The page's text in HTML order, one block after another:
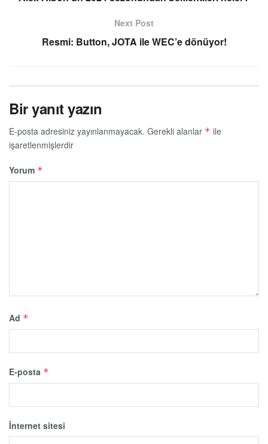
Next Post
Resmi: Button, JOTA ile WEC’e dönüyor!
Bir yanıt yazın
E-posta adresiniz yayınlanmayacak. Gerekli alanlar * ile
işaretlenmişlerdir
Yorum *
Ad *
E-posta *
İnternet sitesi